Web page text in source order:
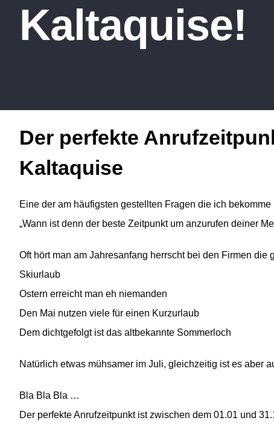
Kaltaquise!
Der perfekte
Kaltaquise
Eine der am häufigsten gestellten Fragen die ich
„Wann ist denn der beste Zeitpunkt um anzurufen deiner
Oft hört man am Jahresanfang herrscht bei den Firmen
Skiurlaub
Ostern erreicht man eh niemanden
Den Mai nutzen viele für einen Kurzurlaub
Dem dichtgefolgt ist das altbekannte Sommerloch
Natürlich etwas mühsamer im Juli, gleichzeitig ist es aber
Bla Bla Bla …
Der perfekte Anrufzeitpunkt ist zwischen dem 01.01 und